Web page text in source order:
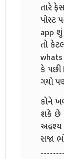
તારે
પોસ્ટ
app શું
તો
whats
કે પછી
ગયો
કોને
શકે છે
સજા
................